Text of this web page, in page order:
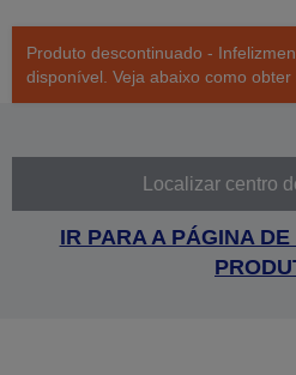
Produto descontinuado -
disponível. Veja abaixo como obter
Localizar centro
IR PARA A PÁGINA